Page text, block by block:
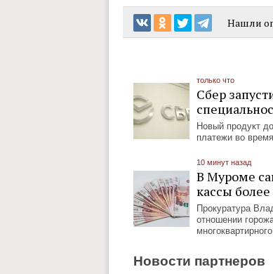
Нашли
только что
Сбер
Новый продукт
платежи во
10 минут назад
В Муроме
кассы
Прокуратура
отношении
Новости партнеров